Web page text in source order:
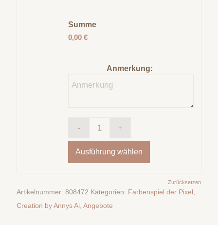
Zurücksetzen
Summe
0,00 €
Anmerkung:
Ausführung wählen
Artikelnummer: 808472 Kategorien: Farbenspiel der Pixel,
Creation by Annys Ai, Angebote